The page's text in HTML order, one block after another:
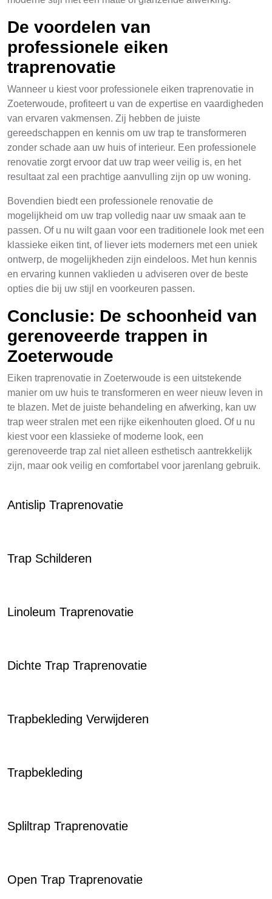
De voordelen van
professionele eiken
traprenovatie
Wanneer u kiest voor professionele eiken traprenovatie in
Zoeterwoude, profiteert u van de expertise en vaardigheden
van ervaren vakmensen. Zij hebben de juiste
gereedschappen en kennis om uw trap te transformeren
zonder schade aan uw huis of interieur. Een professionele
renovatie zorgt ervoor dat uw trap weer veilig is, en het
resultaat zal een prachtige aanvulling zijn op uw woning.
Bovendien biedt een professionele renovatie de
mogelijkheid om uw trap volledig naar uw smaak aan te
passen. Of u nu wilt gaan voor een traditionele look met een
klassieke eiken tint, of liever iets moderners met een uniek
ontwerp, de mogelijkheden zijn eindeloos. Met hun kennis
en ervaring kunnen vaklieden u adviseren over de beste
opties die bij uw stijl en voorkeuren passen.
Conclusie: De schoonheid van
gerenoveerde trappen in
Zoeterwoude
Eiken traprenovatie in Zoeterwoude is een uitstekende
manier om uw huis te transformeren en weer nieuw leven in
te blazen. Met de juiste behandeling en afwerking, kan uw
trap weer stralen met een rijke eikenhouten gloed. Of u nu
kiest voor een klassieke of moderne look, een
gerenoveerde trap zal niet alleen esthetisch aantrekkelijk
zijn, maar ook veilig en comfortabel voor jarenlang gebruik.
Antislip Traprenovatie
Trap Schilderen
Linoleum Traprenovatie
Dichte Trap Traprenovatie
Trapbekleding Verwijderen
Trapbekleding
Spliltrap Traprenovatie
Open Trap Traprenovatie